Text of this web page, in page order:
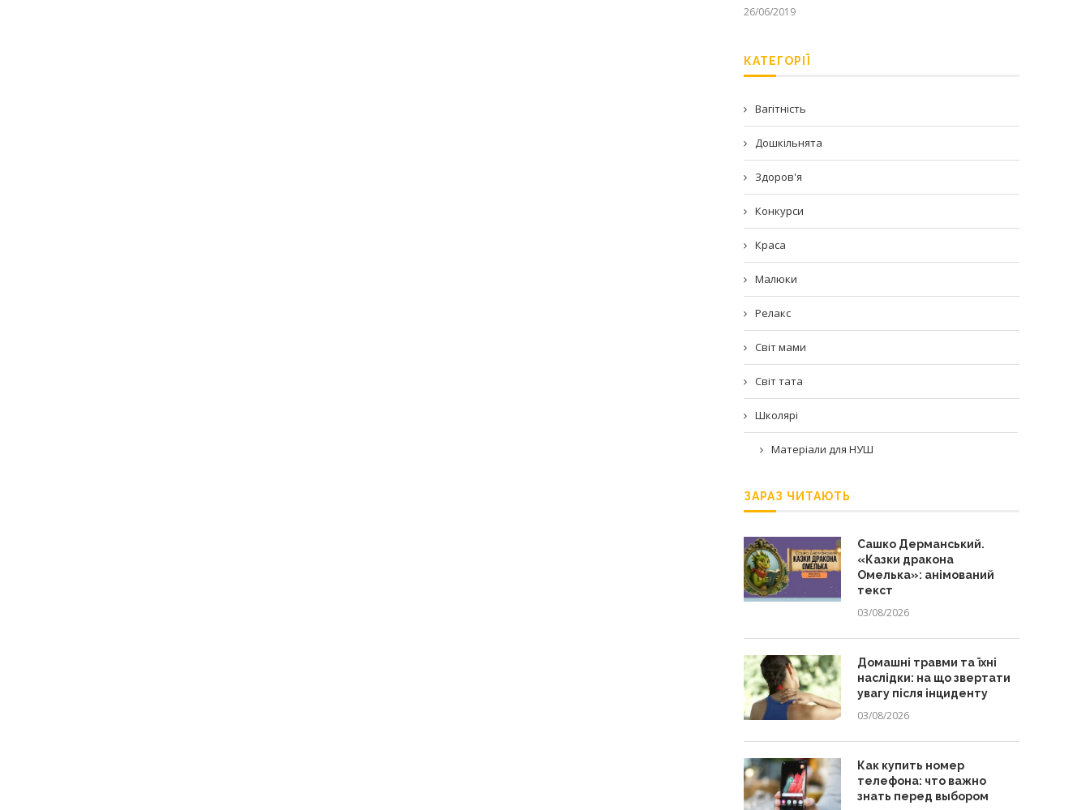
26/06/2019
КАТЕГОРІЇ
Вагітність
Дошкільнята
Здоров'я
Конкурси
Краса
Малюки
Релакс
Світ мами
Світ тата
Школярі
Матеріали для НУШ
ЗАРАЗ ЧИТАЮТЬ
Сашко Дерманський.
«Казки дракона
Омелька»: анімований
текст
03/08/2026
Домашні травми та їхні
наслідки: на що звертати
увагу після інциденту
03/08/2026
Как купить номер
телефона: что важно
знать перед выбором